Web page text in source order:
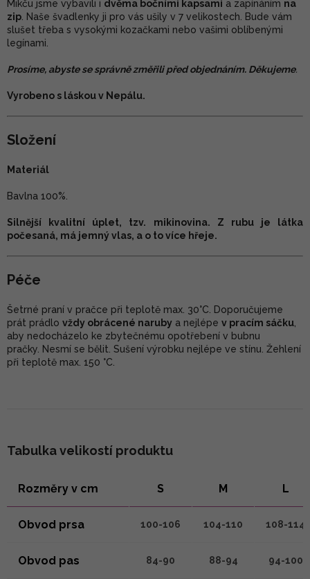
Mikču jsme vybavili i dvěma bočními kapsami a zapínáním na
zip . Naše švadlenky ji pro vás ušily v 7 velikostech. Bude vám
slušet třeba s vysokými kozačkami nebo vašimi oblíbenými
legínami.
Prosíme, abyste se správně změřili před objednáním. Děkujeme.
Vyrobeno s láskou v Nepálu.
Složení
Materiál
Bavlna 100%.
Silnější kvalitní úplet, tzv. mikinovina. Z rubu je látka
počesaná, má jemný vlas, a o to více hřeje.
Péče
Šetrné praní v pračce při teplotě max. 30°C. Doporučujeme
prát prádlo vždy obrácené naruby a nejlépe v pracím sáčku
aby nedocházelo ke zbytečnému opotřebení v bubnu
pračky. Nesmí se bělit. Sušení výrobku nejlépe ve stínu. Žehlení
při teplotě max. 150 °C.
Tabulka velikostí produktu
Rozměry v cm S M L
Obvod prsa 100-106 104-110 108-114
Obvod pas 84-90 88-94 94-100